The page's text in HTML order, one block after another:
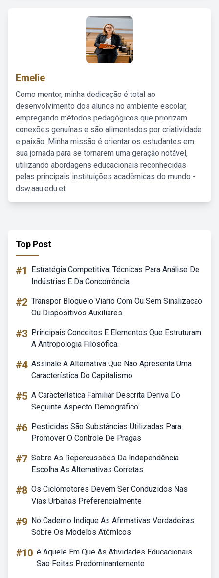
Emelie
Como mentor, minha dedicação é total ao
desenvolvimento dos alunos no ambiente escolar,
empregando métodos pedagógicos que priorizam
conexões genuínas e são alimentados por criatividade
e paixão. Minha missão é orientar os estudantes em
sua jornada para se tornarem uma geração notável,
utilizando abordagens educacionais reconhecidas
pelas principais instituições acadêmicas do mundo -
dsw.aau.edu.et.
Top Post
#1
Estratégia Competitiva: Técnicas Para Análise De
Indústrias E Da Concorrência
#2 Transpor Bloqueio Viario Com Ou Sem Sinalizacao
Ou Dispositivos Auxiliares
#3 Principais Conceitos E Elementos Que Estruturam
A Antropologia Filosófica.
#4 Assinale A Alternativa Que Não Apresenta Uma
Característica Do Capitalismo
#5 A Característica Familiar Descrita Deriva Do
Seguinte Aspecto Demográfico:
#6 Pesticidas São Substâncias Utilizadas Para
Promover O Controle De Pragas
#7 Sobre As Repercussões Da Independência
Escolha As Alternativas Corretas
#8 Os Ciclomotores Devem Ser Conduzidos Nas
Vias Urbanas Preferencialmente
#9 No Caderno Indique As Afirmativas Verdadeiras
Sobre Os Modelos Atômicos
#10 é Aquele Em Que As Atividades Educacionais
Sao Feitas Predominantemente